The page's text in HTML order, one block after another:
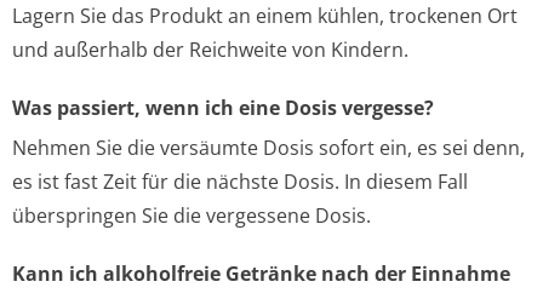
Lagern Sie das Produkt an einem kühlen, trockenen Ort
und außerhalb der Reichweite von Kindern.
Was passiert, wenn ich eine Dosis vergesse?
Nehmen Sie die versäumte Dosis sofort ein, es sei denn,
es ist fast Zeit für die nächste Dosis. In diesem Fall
überspringen Sie die vergessene Dosis.
Kann ich alkoholfreie Getränke nach der Einnahme